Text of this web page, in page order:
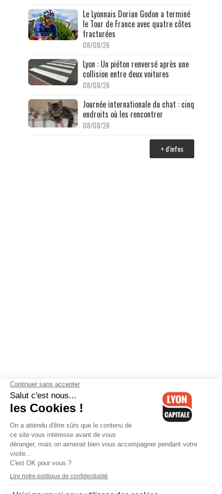
Le Lyonnais Dorian Godon a terminé
le Tour de France avec quatre côtes
fracturées
08/08/26
Lyon : Un piéton renversé après une
collision entre deux voitures
08/08/26
Journée internationale du chat : cinq
endroits où les rencontrer
08/08/26
+ d'infos